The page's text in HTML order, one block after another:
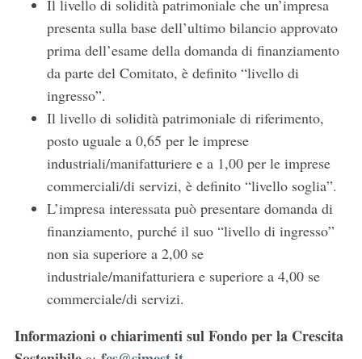
Il livello di solidità patrimoniale che un’impresa
presenta sulla base dell’ultimo bilancio approvato
prima dell’esame della domanda di finanziamento
da parte del Comitato, è definito “livello di
ingresso”.
Il livello di solidità patrimoniale di riferimento,
posto uguale a 0,65 per le imprese
industriali/manifatturiere e a 1,00 per le imprese
commerciali/di servizi, è definito “livello soglia”.
L’impresa interessata può presentare domanda di
finanziamento, purché il suo “livello di ingresso”
non sia superiore a 2,00 se
industriale/manifatturiera e superiore a 4,00 se
commerciale/di servizi.
Informazioni o chiarimenti sul Fondo per la Crescita